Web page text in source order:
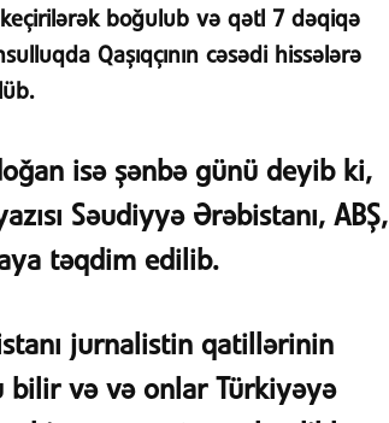
keçirilərək boğulub və qətl 7 dəqiqə
Qaşıqçının cəsədi hissələrə
isə şənbə günü deyib ki,
Səudiyyə Ərəbistanı, ABŞ,
təqdim edilib.
jurnalistin qatillərinin
və və onlar Türkiyəyə